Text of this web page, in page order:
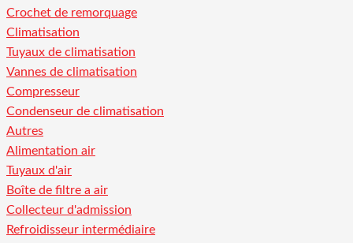
Crochet de remorquage
Climatisation
Tuyaux de climatisation
Vannes de climatisation
Compresseur
Condenseur de climatisation
Autres
Alimentation air
Tuyaux d'air
Boîte de filtre a air
Collecteur d'admission
Refroidisseur intermédiaire